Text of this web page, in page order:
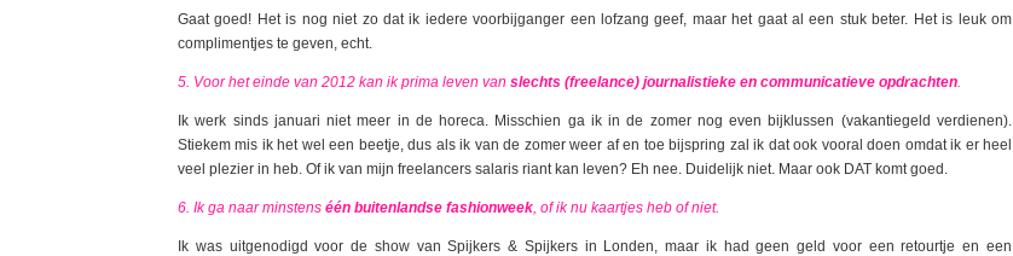
Gaat goed! Het is nog niet zo dat ik iedere voorbijganger een lofzang geef, maar het gaat al een stuk beter. Het is leuk om
complimentjes te geven, echt.
5. Voor het einde van 2012 kan ik prima leven van slechts (freelance) journalistieke en communicatieve opdrachten.
Ik werk sinds januari niet meer in de horeca. Misschien ga ik in de zomer nog even bijklussen (vakantiegeld verdienen).
Stiekem mis ik het wel een beetje, dus als ik van de zomer weer af en toe bijspring zal ik dat ook vooral doen omdat ik er heel
veel plezier in heb. Of ik van mijn freelancers salaris riant kan leven? Eh nee. Duidelijk niet. Maar ook DAT komt goed.
6. Ik ga naar minstens één buitenlandse fashionweek, of ik nu kaartjes heb of niet.
Ik was uitgenodigd voor de show van Spijkers & Spijkers in Londen, maar ik had geen geld voor een retourtje en een